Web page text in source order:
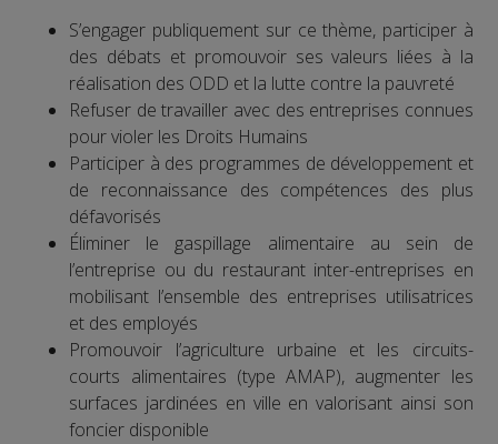
S’engager publiquement sur ce thème, participer à
des débats et promouvoir ses valeurs liées à la
réalisation des ODD et la lutte contre la pauvreté
Refuser de travailler avec des entreprises connues
pour violer les Droits Humains
Participer à des programmes de développement et
de reconnaissance des compétences des plus
défavorisés
Éliminer le gaspillage alimentaire au sein de
l’entreprise ou du restaurant inter-entreprises en
mobilisant l’ensemble des entreprises utilisatrices
et des employés
Promouvoir l’agriculture urbaine et les circuits-
courts alimentaires (type AMAP), augmenter les
surfaces jardinées en ville en valorisant ainsi son
foncier disponible